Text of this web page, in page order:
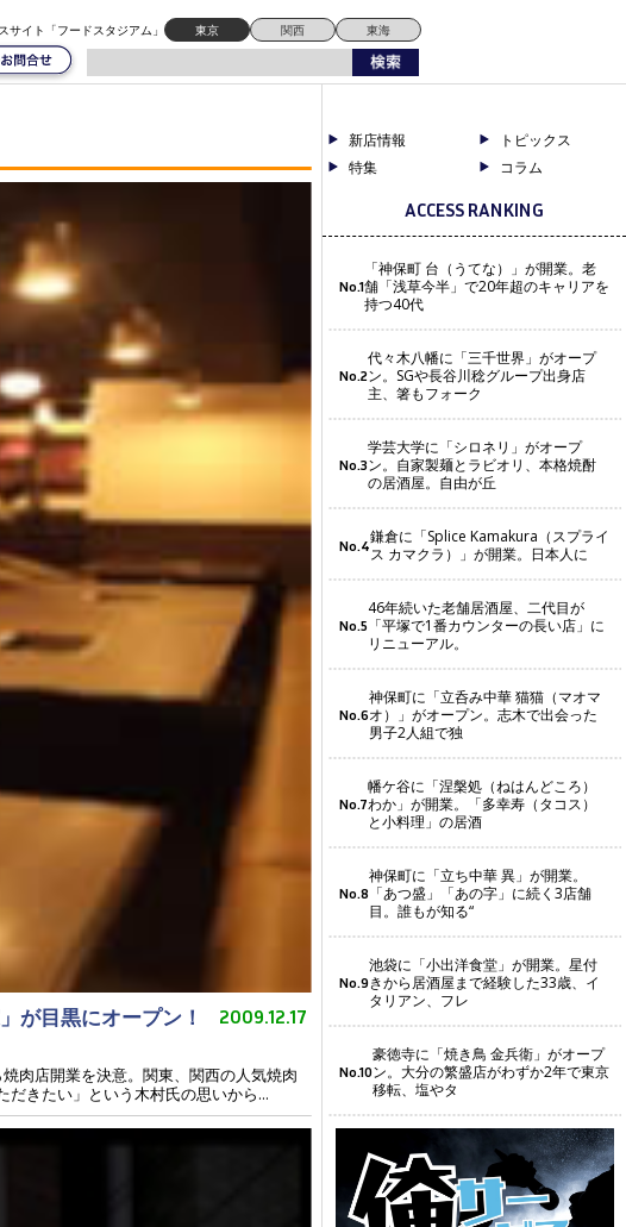
サイト「フードスタジアム」 東京 関西 東海
が目黒にオープン！ 2009.12.17
肉店開業を決意。関東、関西の人気焼肉
きたい」という木村氏の思いから...
新店情報
トピックス
特集
コラム
ACCESS RANKING
No.1
「神保町 台（うてな）」が開業。老
舗「浅草今半」で20年超のキャリアを
持つ40代
No.2
代々木八幡に「三千世界」がオープ
ン。SGや長谷川稔グループ出身店
主、箸もフォーク
No.3
学芸大学に「シロネリ」がオープ
ン。自家製麺とラビオリ、本格焼酎
の居酒屋。自由が丘
No.4鎌倉に「Splice Kamakura（スプライ
ス カマクラ）」が開業。日本人に
No.5
46年続いた老舗居酒屋、二代目が
「平塚で1番カウンターの長い店」に
リニューアル。
No.6
神保町に「立呑み中華 猫猫（マオマ
オ）」がオープン。志木で出会った
男子2人組で独
No.7
幡ケ谷に「涅槃処（ねはんどころ）
わか」が開業。「多幸寿（タコス）
と小料理」の居酒
No.8
神保町に「立ち中華 異」が開業。
「あつ盛」「あの字」に続く3店舗
目。誰もが知る“
No.9
池袋に「小出洋食堂」が開業。星付
きから居酒屋まで経験した33歳、イ
タリアン、フレ
No.10
豪徳寺に「焼き鳥 金兵衛」がオープ
ン。大分の繁盛店がわずか2年で東京
移転、塩やタ